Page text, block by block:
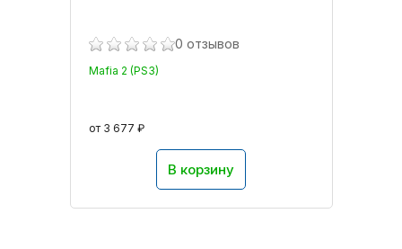
0 отзывов
Mafia 2 (PS3)
от 3 677 ₽
В корзину